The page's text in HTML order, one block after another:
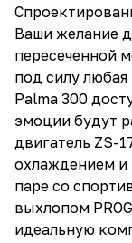
Ваши желание
пересеченной
под силу любая
Palma 300
эмоции будут
двигатель ZS-
охлаждением и
паре со
выхлопом
идеальную